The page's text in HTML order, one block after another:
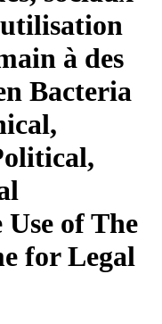
à des
Bacteria
Use of The
for Legal